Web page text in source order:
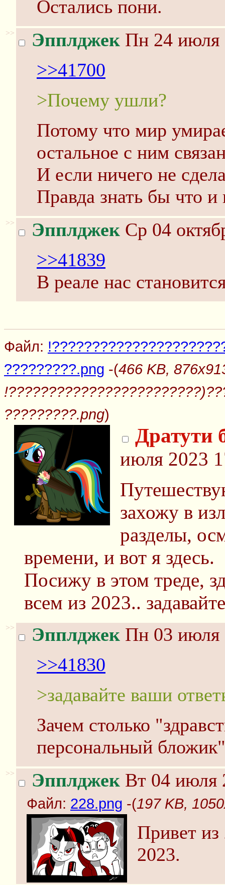
Остались пони.
>> Эпплджек Пн 24 июля
>>41700
>Почему ушли?
Потому что мир
остальное с ним
И если ничего не
Правда знать бы что и
>> Эпплджек Ср 04
>>41839
В реале нас
Файл:
?????????.png -(466 KB,
?????????.png)
Дратути
июля 2023
захожу в
разделы,
времени, и вот я здесь.
Посижу в этом треде,
всем из 2023..
>> Эпплджек Пн 03 июля
>>41830
>задавайте ваши
Зачем столько
персональный
>> Эпплджек Вт 04 июля
Файл: 228.png -(197 KB,
Привет
2023.